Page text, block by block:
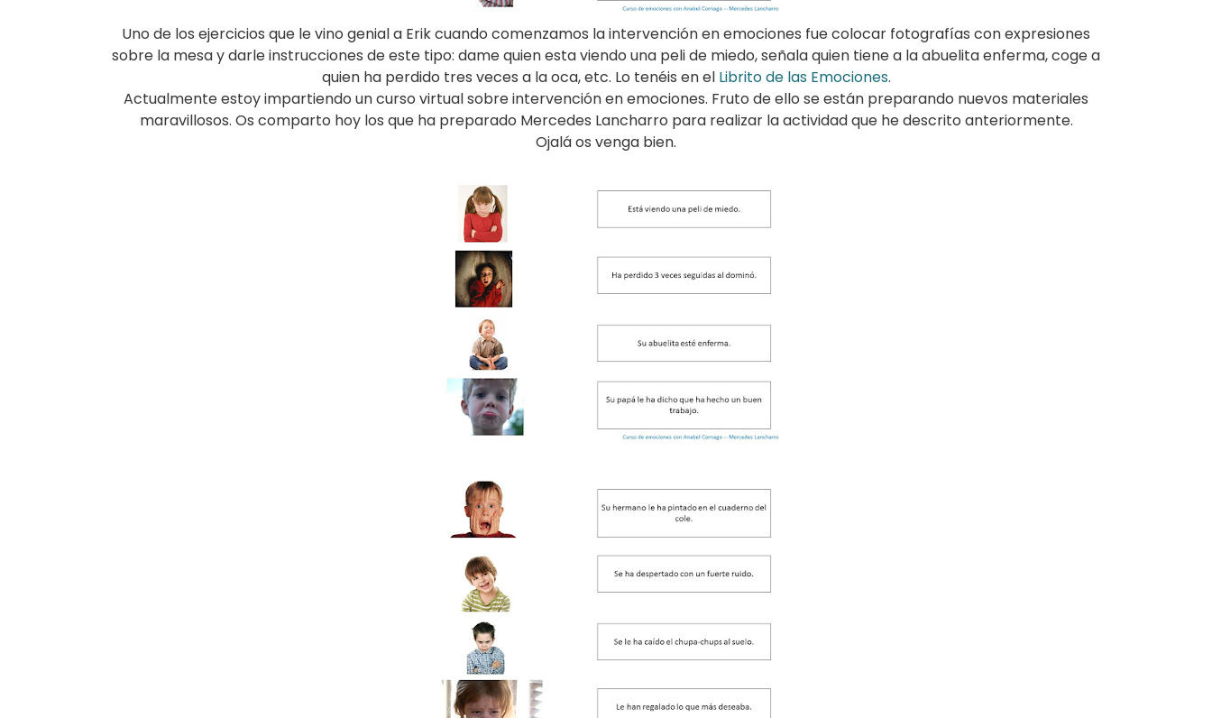
Uno de los ejercicios que le vino genial a Erik cuando comenzamos la intervención en emociones fue colocar fotografías con expresiones
sobre la mesa y darle instrucciones de este tipo: dame quien esta viendo una peli de miedo, señala quien tiene a la abuelita enferma, coge a
quien ha perdido tres veces a la oca, etc. Lo tenéis en el Librito de las Emociones.
Actualmente estoy impartiendo un curso virtual sobre intervención en emociones. Fruto de ello se están preparando nuevos materiales
maravillosos. Os comparto hoy los que ha preparado Mercedes Lancharro para realizar la actividad que he descrito anteriormente.
Ojalá os venga bien.